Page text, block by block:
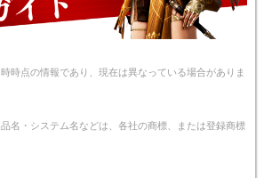
時点の情報であり、現在は異なっている場合がありま
名・システム名などは、各社の商標、または登録商標